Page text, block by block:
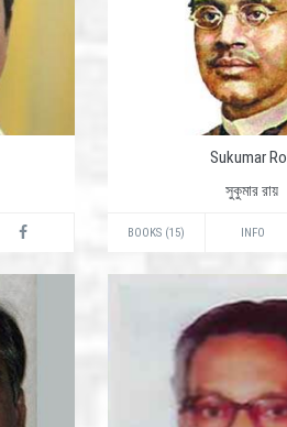
Sukumar
সুকুমার রায়
BOOKS (15) INFO